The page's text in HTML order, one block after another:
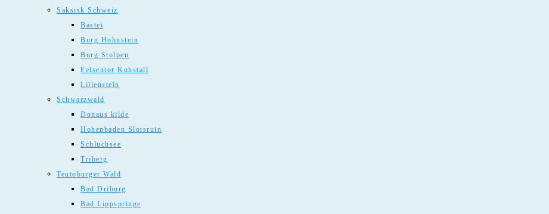
Saksisk Schweiz
Bastei
Burg Hohnstein
Burg Stolpen
Felsentor Kuhstall
Lilienstein
Schwarzwald
Donaus kilde
Hohenbaden Slotsruin
Schluchsee
Triberg
Teutoburger Wald
Bad Driburg
Bad Lippspringe